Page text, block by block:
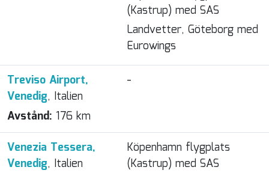
(Kastrup) med SAS
Landvetter, Göteborg med
Eurowings
Treviso Airport,
Venedig, Italien
Avstånd: 176 km
-
Venezia Tessera,
Venedig, Italien
Köpenhamn flygplats
(Kastrup) med SAS